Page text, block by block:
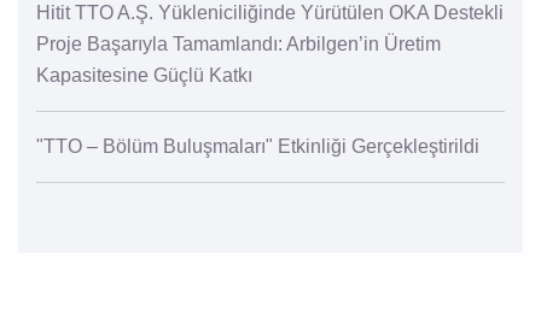
Hitit TTO A.Ş. Yükleniciliğinde Yürütülen OKA Destekli
Proje Başarıyla Tamamlandı: Arbilgen’in Üretim
Kapasitesine Güçlü Katkı
"TTO – Bölüm Buluşmaları" Etkinliği Gerçekleştirildi